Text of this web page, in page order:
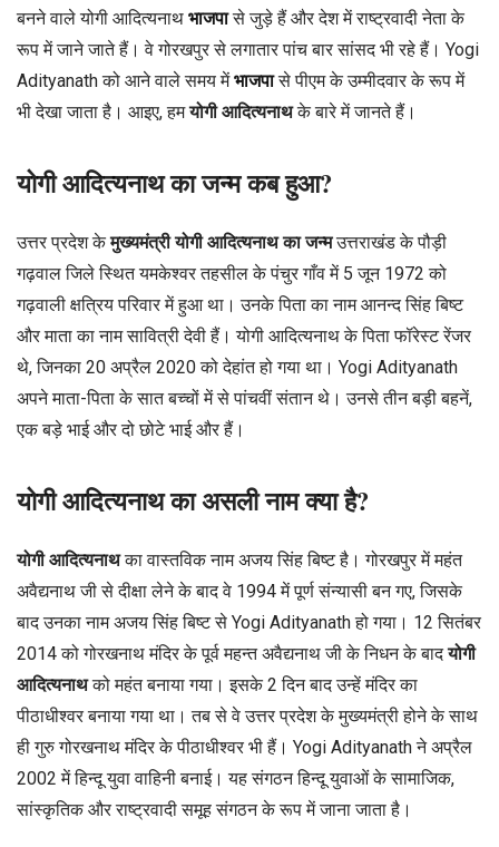
बनने वाले योगी आदित्यनाथ भाजपासे जुड़े हैं और देश में राष्ट्रवादी नेता के
रूप में जाने जाते हैं। वे गोरखपुर से लगातार पांच बार सांसद भी रहे हैं। Yogi
Adityanath को आने वाले समय मेंभाजपासे पीएम के उम्मीदवार के रूप में
भी देखा जाता है। आइए, हमयोगी आदित्यनाथके बारे में जानते हैं।
योगी आदित्यनाथ का जन्म कब हुआ?
उत्तर प्रदेश केमुख्यमंत्री योगी आदित्यनाथ का जन्मउत्तराखंड के पौड़ी
गढ़वाल जिले स्थित यमकेश्वर तहसील के पंचुर गाँव में 5 जून 1972 को
गढ़वाली क्षत्रिय परिवार में हुआ था। उनके पिता का नाम आनन्द सिंह बिष्ट
और माता का नाम सावित्री देवी हैं। योगी आदित्यनाथ के पिता फॉरेस्ट रेंजर
थे, जिनका 20 अप्रैल 2020 को देहांत हो गया था। Yogi Adityanath
अपने माता-पिता के सात बच्चों में से पांचवीं संतान थे। उनसे तीन बड़ी बहनें,
एक बड़े भाई और दो छोटे भाई और हैं।
योगी आदित्यनाथ का असली नाम क्या है?
योगी आदित्यनाथका वास्तविक नाम अजय सिंह बिष्ट है। गोरखपुर में महंत
अवैद्यनाथ जी से दीक्षा लेने के बाद वे 1994 में पूर्ण संन्यासी बन गए, जिसके
बाद उनका नाम अजय सिंह बिष्ट से Yogi Adityanath हो गया। 12 सितंबर
2014 को गोरखनाथ मंदिर के पूर्व महन्त अवैद्यनाथ जी के निधन के बादयोगी
आदित्यनाथको महंत बनाया गया। इसके 2 दिन बाद उन्हें मंदिर का
पीठाधीश्वर बनाया गया था। तब से वे उत्तर प्रदेश के मुख्यमंत्री होने के साथ
ही गुरु गोरखनाथ मंदिर के पीठाधीश्वर भी हैं। Yogi Adityanath ने अप्रैल
2002 में हिन्दू युवा वाहिनी बनाई। यह संगठन हिन्दू युवाओं के सामाजिक,
सांस्कृतिक और राष्ट्रवादी समूह संगठन के रूप में जाना जाता है।